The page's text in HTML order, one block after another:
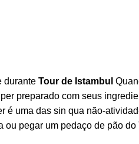
durante Tour de Istambul
preparado com seus
é uma das sin qua não-
ou pegar um pedaço de pão